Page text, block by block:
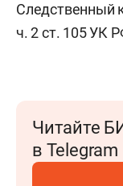
Следственный
ч. 2 ст. 105 УК
Читайте
в Telegram